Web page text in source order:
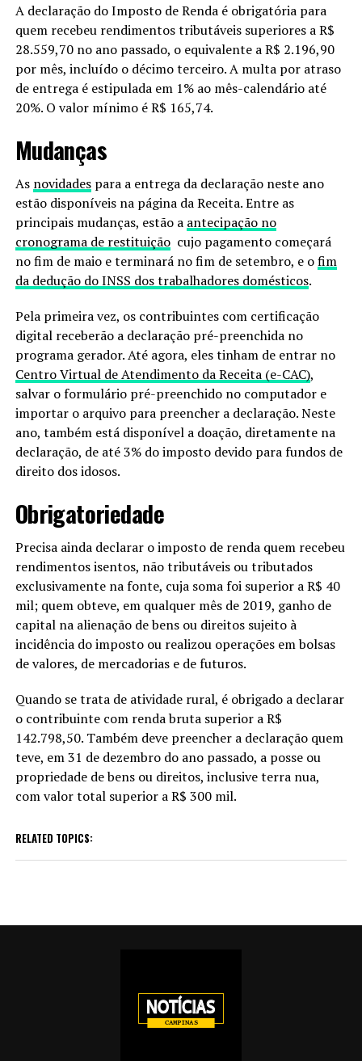
A declaração do Imposto de Renda é obrigatória para
quem recebeu rendimentos tributáveis superiores a R$
28.559,70 no ano passado, o equivalente a R$ 2.196,90
por mês, incluído o décimo terceiro. A multa por atraso
de entrega é estipulada em 1% ao mês-calendário até
20%. O valor mínimo é R$ 165,74.
Mudanças
As novidadespara a entrega da declaração neste ano
estão disponíveis na página da Receita. Entre as
principais mudanças, estão a antecipação no
cronograma de restituiçãocujo pagamento começará
no fim de maio e terminará no fim de setembro, e ofim
da dedução do INSS dos trabalhadores domésticos.
Pela primeira vez, os contribuintes com certificação
digital receberão a declaração pré-preenchida no
programa gerador. Até agora, eles tinham de entrar no
Centro Virtual de Atendimento da Receita (e-CAC),
salvar o formulário pré-preenchido no computador e
importar o arquivo para preencher a declaração. Neste
ano, também está disponível a doação, diretamente na
declaração, de até 3% do imposto devido para fundos de
direito dos idosos.
Obrigatoriedade
Precisa ainda declarar o imposto de renda quem recebeu
rendimentos isentos, não tributáveis ou tributados
exclusivamente na fonte, cuja soma foi superior a R$ 40
mil; quem obteve, em qualquer mês de 2019, ganho de
capital na alienação de bens ou direitos sujeito à
incidência do imposto ou realizou operações em bolsas
de valores, de mercadorias e de futuros.
Quando se trata de atividade rural, é obrigado a declarar
o contribuinte com renda bruta superior a R$
142.798,50. Também deve preencher a declaração quem
teve, em 31 de dezembro do ano passado, a posse ou
propriedade de bens ou direitos, inclusive terra nua,
com valor total superior a R$ 300 mil.
RELATED TOPICS: